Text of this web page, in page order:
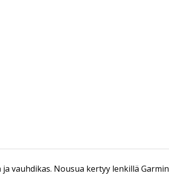
vauhdikas. Nousua kertyy lenkillä Garmin